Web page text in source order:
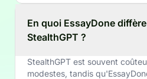
En quoi EssayDone
StealthGPT ?
StealthGPT est souvent
modestes, tandis